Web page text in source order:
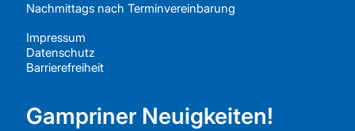
Nachmittags nach Terminvereinbarung
Impressum
Datenschutz
Barrierefreiheit
Gampriner Neuigkeiten!